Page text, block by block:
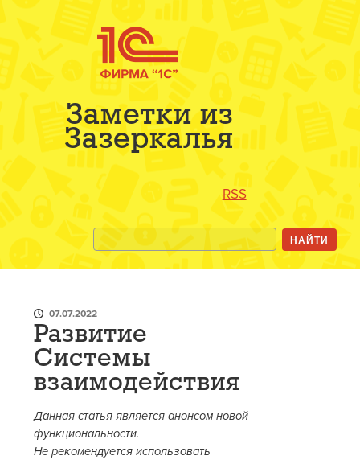
Заметки из
Зазеркалья
RSS
07.07.2022
Развитие
Системы
взаимодействия
Данная статья является анонсом новой
функциональности.
Не рекомендуется использовать